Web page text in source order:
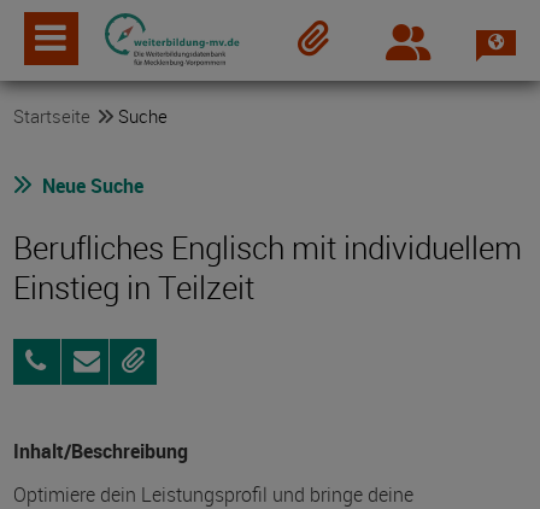
Login
Startseite Suche
Neue Suche
Berufliches Englisch mit individuellem
Einstieg in Teilzeit
03843
859996-
AnfragenMerken
Inhalt/Beschreibung
Optimiere dein Leistungsprofil und bringe deine